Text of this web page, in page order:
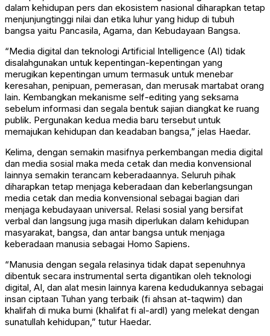
dalam kehidupan pers dan ekosistem nasional diharapkan tetap
menjunjungtinggi nilai dan etika luhur yang hidup di tubuh
bangsa yaitu Pancasila, Agama, dan Kebudayaan Bangsa.
“Media digital dan teknologi Artificial Intelligence (AI) tidak
disalahgunakan untuk kepentingan-kepentingan yang
merugikan kepentingan umum termasuk untuk menebar
keresahan, penipuan, pemerasan, dan merusak martabat orang
lain. Kembangkan mekanisme self-editing yang seksama
sebelum informasi dan segala bentuk sajian diangkat ke ruang
publik. Pergunakan kedua media baru tersebut untuk
memajukan kehidupan dan keadaban bangsa,” jelas Haedar.
Kelima, dengan semakin masifnya perkembangan media digital
dan media sosial maka meda cetak dan media konvensional
lainnya semakin terancam keberadaannya. Seluruh pihak
diharapkan tetap menjaga keberadaan dan keberlangsungan
media cetak dan media konvensional sebagai bagian dari
menjaga kebudayaan universal. Relasi sosial yang bersifat
verbal dan langsung juga masih diperlukan dalam kehidupan
masyarakat, bangsa, dan antar bangsa untuk menjaga
keberadaan manusia sebagai Homo Sapiens.
“Manusia dengan segala relasinya tidak dapat sepenuhnya
dibentuk secara instrumental serta digantikan oleh teknologi
digital, AI, dan alat mesin lainnya karena kedudukannya sebagai
insan ciptaan Tuhan yang terbaik (fi ahsan at-taqwim) dan
khalifah di muka bumi (khalifat fi al-ardl) yang melekat dengan
sunatullah kehidupan,” tutur Haedar.